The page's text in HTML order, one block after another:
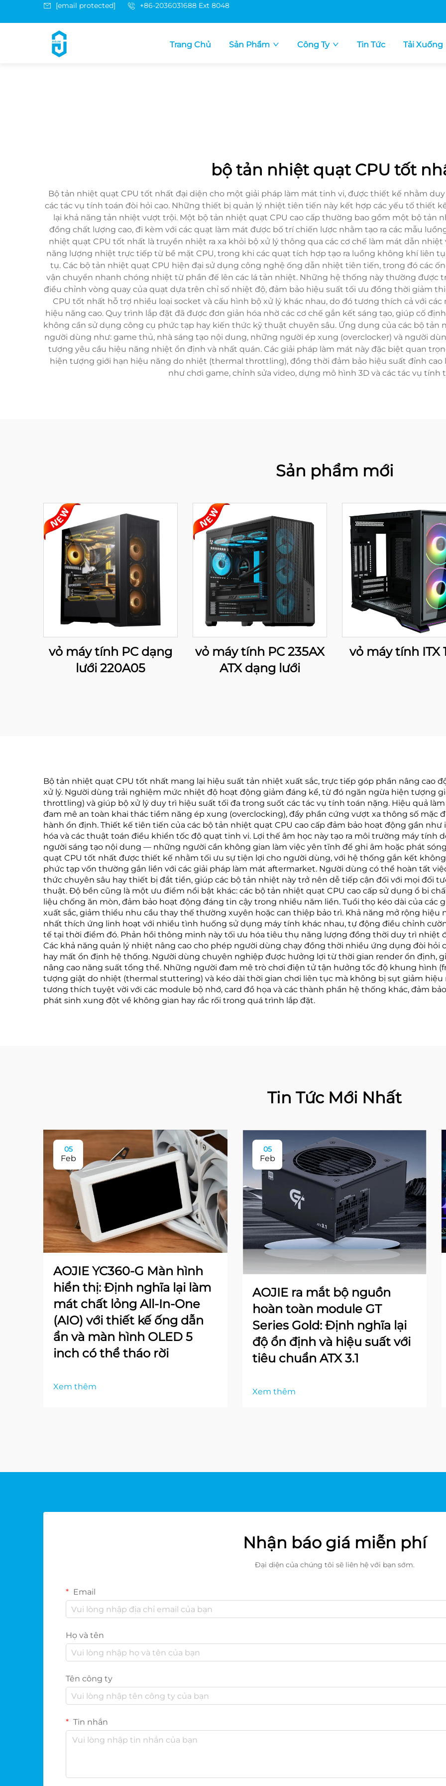
[email protected] +86-2036031688 Ext 8048
Trang Chủ Sản Phẩm Công Ty Tin Tức Tải Xuống
bộ tản nhiệt quạt CPU tốt
Bộ tản nhiệt quạt CPU tốt nhất đại diện cho một giải pháp làm mát tinh vi, được thiết kế nhằm
các tác vụ tính toán đòi hỏi cao. Những thiết bị quản lý nhiệt tiên tiến này kết hợp các yếu tố thiết
lại khả năng tản nhiệt vượt trội. Một bộ tản nhiệt quạt CPU cao cấp thường bao gồm một bộ tản
đồng chất lượng cao, đi kèm với các quạt làm mát được bố trí chiến lược nhằm tạo ra các mẫu
nhiệt quạt CPU tốt nhất là truyền nhiệt ra xa khỏi bộ xử lý thông qua các cơ chế làm mát dẫn
năng lượng nhiệt trực tiếp từ bề mặt CPU, trong khi các quạt tích hợp tạo ra luồng không khí liên
tụ. Các bộ tản nhiệt quạt CPU hiện đại sử dụng công nghệ ống dẫn nhiệt tiên tiến, trong đó các
vận chuyển nhanh chóng nhiệt từ phần đế lên các lá tản nhiệt. Những hệ thống này thường được
điều chỉnh vòng quay của quạt dựa trên chỉ số nhiệt độ, đảm bảo hiệu suất tối ưu đồng thời giảm
CPU tốt nhất hỗ trợ nhiều loại socket và cấu hình bộ xử lý khác nhau, do đó tương thích cả với
hiệu năng cao. Quy trình lắp đặt đã được đơn giản hóa nhờ các cơ chế gắn kết sáng tạo, giúp cố
không cần sử dụng công cụ phức tạp hay kiến thức kỹ thuật chuyên sâu. Ứng dụng của các bộ tản
người dùng như: game thủ, nhà sáng tạo nội dung, những người ép xung (overclocker) và người
tượng yêu cầu hiệu năng nhiệt ổn định và nhất quán. Các giải pháp làm mát này đặc biệt quan
hiện tượng giới hạn hiệu năng do nhiệt (thermal throttling), đồng thời đảm bảo hiệu suất đỉnh
như chơi game, chỉnh sửa video, dựng mô hình 3D và các tác vụ tính
Sản phẩm mới
vỏ máy tính PC dạng
lưới 220A05
vỏ máy tính PC 235AX
ATX dạng lưới
vỏ máy tính ITX
Bộ tản nhiệt quạt CPU tốt nhất mang lại hiệu suất tản nhiệt xuất sắc, trực tiếp góp phần nâng cao
xử lý. Người dùng trải nghiệm mức nhiệt độ hoạt động giảm đáng kể, từ đó ngăn ngừa hiện tượng
throttling) và giúp bộ xử lý duy trì hiệu suất tối đa trong suốt các tác vụ tính toán nặng. Hiệu quả
đam mê an toàn khai thác tiềm năng ép xung (overclocking), đẩy phần cứng vượt xa thông số mặc
hành ổn định. Thiết kế tiên tiến của các bộ tản nhiệt quạt CPU cao cấp đảm bảo hoạt động gần
hóa và các thuật toán điều khiển tốc độ quạt tinh vi. Lợi thế âm học này tạo ra môi trường máy tính
người sáng tạo nội dung — những người cần không gian làm việc yên tĩnh để ghi âm hoặc phát
quạt CPU tốt nhất được thiết kế nhằm tối ưu sự tiện lợi cho người dùng, với hệ thống gắn kết
phức tạp vốn thường gắn liền với các giải pháp làm mát aftermarket. Người dùng có thể hoàn tất
thức chuyên sâu hay thiết bị đắt tiền, giúp các bộ tản nhiệt này trở nên dễ tiếp cận đối với mọi đối
thuật. Độ bền cũng là một ưu điểm nổi bật khác: các bộ tản nhiệt quạt CPU cao cấp sử dụng ổ bi
liệu chống ăn mòn, đảm bảo hoạt động đáng tin cậy trong nhiều năm liền. Tuổi thọ kéo dài của các
xuất sắc, giảm thiểu nhu cầu thay thế thường xuyên hoặc can thiệp bảo trì. Khả năng mở rộng
nhất thích ứng linh hoạt với nhiều tình huống sử dụng máy tính khác nhau, tự động điều chỉnh
tế tại thời điểm đó. Phản hồi thông minh này tối ưu hóa tiêu thụ năng lượng đồng thời duy trì nhiệt
Các khả năng quản lý nhiệt nâng cao cho phép người dùng chạy đồng thời nhiều ứng dụng đòi hỏi
hay mất ổn định hệ thống. Người dùng chuyên nghiệp được hưởng lợi từ thời gian render ổn định,
nâng cao năng suất tổng thể. Những người đam mê trò chơi điện tử tận hưởng tốc độ khung hình
tượng giật do nhiệt (thermal stuttering) và kéo dài thời gian chơi liên tục mà không bị sụt giảm
tương thích tuyệt vời với các module bộ nhớ, card đồ họa và các thành phần hệ thống khác, đảm
phát sinh xung đột về không gian hay rắc rối trong quá trình lắp đặt.
Tin Tức Mới Nhất
05
Feb
AOJIE YC360-G Màn hình
hiển thị: Định nghĩa lại làm
mát chất lỏng All-In-One
(AIO) với thiết kế ống dẫn
ẩn và màn hình OLED 5
inch có thể tháo rời
Xem thêm
05
Feb
AOJIE ra mắt bộ nguồn
hoàn toàn module GT
Series Gold: Định nghĩa lại
độ ổn định và hiệu suất với
tiêu chuẩn ATX 3.1
Xem thêm
Nhận báo giá miễn phí
Đại diện của chúng tôi sẽ liên hệ với bạn sớm.
Email
Họ và tên
Tên công ty
Tin nhắn